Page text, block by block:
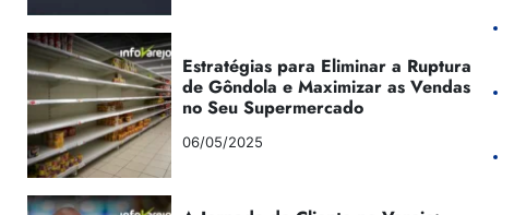
Estratégias para Eliminar a Ruptura
de Gôndola e Maximizar as Vendas
no Seu Supermercado
06/05/2025